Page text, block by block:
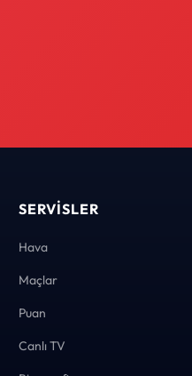
SERVISLER
Hava
Maçlar
Puan
Canlı TV